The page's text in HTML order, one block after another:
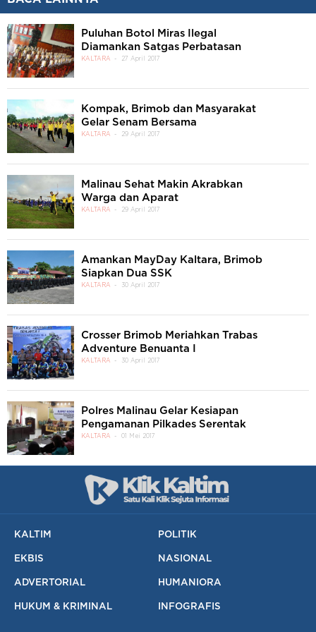
Puluhan Botol Miras Ilegal
Diamankan Satgas Perbatasan
KALTARA 27 April 2017
Kompak, Brimob dan Masyarakat
Gelar Senam Bersama
KALTARA 29 April 2017
Malinau Sehat Makin Akrabkan
Warga dan Aparat
KALTARA 29 April 2017
Amankan MayDay Kaltara, Brimob
Siapkan Dua SSK
KALTARA 30 April 2017
Crosser Brimob Meriahkan Trabas
Adventure Benuanta I
KALTARA 30 April 2017
Polres Malinau Gelar Kesiapan
Pengamanan Pilkades Serentak
KALTARA 01 Mei 2017
KALTIM POLITIK
EKBIS NASIONAL
ADVERTORIAL HUMANIORA
HUKUM & KRIMINAL INFOGRAFIS